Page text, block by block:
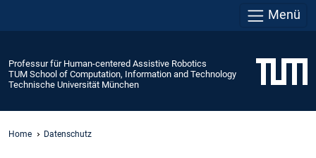
Menü
Professur für Human-centered Assistive Robotics
TUM School of Computation, Information and Technology
Technische Universität München
Home Datenschutz